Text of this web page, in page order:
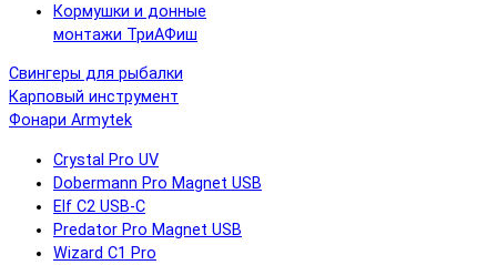
Кормушки и донные
монтажи ТриАФиш
Свингеры для рыбалки
Карповый инструмент
Фонари Armytek
Crystal Pro UV
Dobermann Pro Magnet USB
Elf C2 USB-C
Predator Pro Magnet USB
Wizard C1 Pro